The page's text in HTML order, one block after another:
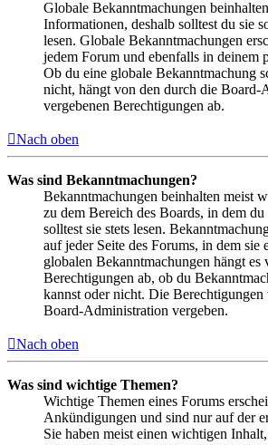
Globale Bekanntmachungen
Informationen, deshalb solltest du sie
lesen. Globale Bekanntmachungen
jedem Forum und ebenfalls in deinem
Ob du eine globale Bekanntmachung
nicht, hängt von den durch die Board-
vergebenen Berechtigungen ab.
Nach oben
Was sind Bekanntmachungen?
Bekanntmachungen beinhalten meist
zu dem Bereich des Boards, in dem
solltest sie stets lesen.
auf jeder Seite des Forums, in dem sie
globalen Bekanntmachungen hängt es
Berechtigungen ab, ob du
kannst oder nicht. Die
Board-Administration vergeben.
Nach oben
Was sind wichtige Themen?
Wichtige Themen eines Forums
Ankündigungen und sind nur auf der
Sie haben meist einen wichtigen